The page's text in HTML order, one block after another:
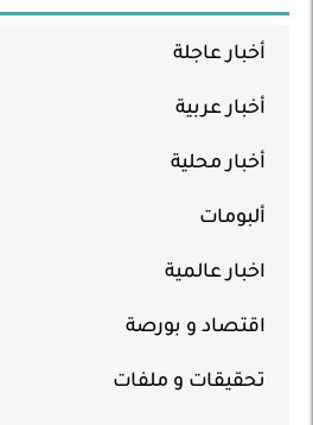
أخبار عاجلة
أخبار عربية
أخبار محلية
ألبومات
اخبار عالمية
اقتصاد و بورصة
تحقيقات و ملفات